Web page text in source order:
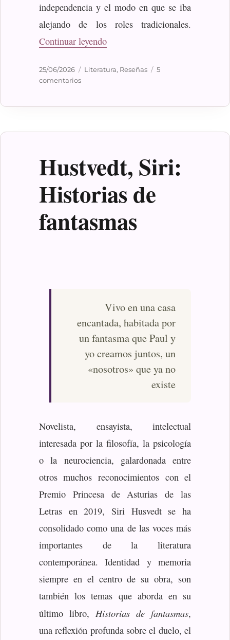
independencia y el modo en que se iba
alejando de los roles tradicionales.
Continuar leyendo«Dickens, Monica: Mariana»
Publicado
el
25/06/2026 Categorías
Literatura, Reseñas
5
comentariosen
Hustvedt, Siri:
Historias de
fantasmas
Vivo en una casa
encantada, habitada por
un fantasma que Paul y
yo creamos juntos, un
«nosotros» que ya no
existe
Novelista, ensayista, intelectual
interesada por la filosofía, la psicología
o la neurociencia, galardonada entre
otros muchos reconocimientos con el
Premio Princesa de Asturias de las
Letras en 2019, Siri Husvedt se ha
consolidado como una de las voces más
importantes de la literatura
contemporánea. Identidad y memoria
siempre en el centro de su obra, son
también los temas que aborda en su
último libro, Historias de fantasmas,
una reflexión profunda sobre el duelo, el